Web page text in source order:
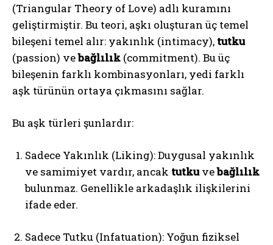
(Triangular Theory of Love) adlı kuramını
geliştirmiştir. Bu teori, aşkı oluşturan üç temel
bileşeni temel alır: yakınlık (intimacy), tutku
(passion) vebağlılık (commitment). Bu üç
bileşenin farklı kombinasyonları, yedi farklı
aşk türünün ortaya çıkmasını sağlar.
Bu aşk türleri şunlardır:
Sadece Yakınlık (Liking): Duygusal yakınlık
ve samimiyet vardır, ancak tutkuvebağlılık
bulunmaz. Genellikle arkadaşlık ilişkilerini
ifade eder.
Sadece Tutku (Infatuation): Yoğun fiziksel